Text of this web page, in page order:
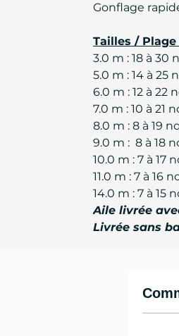
Gonflage
Tailles /
3.0 m : 18 à
5.0 m : 14 à
6.0 m : 12 à 22
7.0 m : 10 à 21
8.0 m : 8 à 19
9.0 m : 8 à 18
10.0 m : 7 à 17
11.0 m : 7 à 16
14.0 m : 7 à 15
Aile livrée
Livrée sans